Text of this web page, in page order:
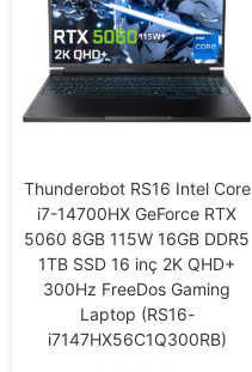
Thunderobot RS16 Intel Core
i7-14700HX GeForce RTX
5060 8GB 115W 16GB DDR5
1TB SSD 16 inç 2K QHD+
300Hz FreeDos Gaming
Laptop (RS16-
i7147HX56C1Q300RB)